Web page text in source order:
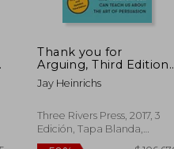
Thank you for
Arguing, Third Edition:
What Aristotle,
Lincoln, and Homer
About the art of
Persuasion (en Inglés)
Jay Heinrichs
Three Rivers Press, 2017, 3
Edición, Tapa Blanda,
Usado